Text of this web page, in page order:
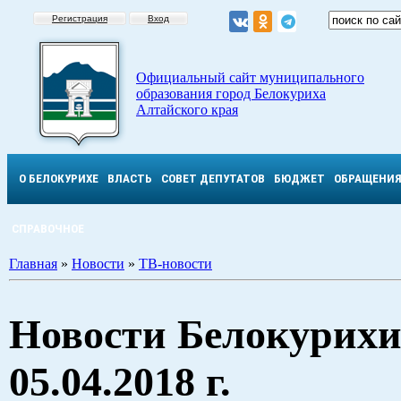
Регистрация Вход
Официальный сайт муниципального
образования город Белокуриха
Алтайского края
О БЕЛОКУРИХЕ ВЛАСТЬ СОВЕТ ДЕПУТАТОВ БЮДЖЕТ ОБРАЩЕНИЯ
СПРАВОЧНОЕ
Главная » Новости » ТВ-новости
Новости
05.04.2018 г.